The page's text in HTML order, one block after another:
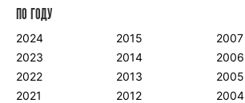
ПО ГОДУ
2024
2023
2022
2021
2015
2014
2013
2012
2007
2006
2005
2004